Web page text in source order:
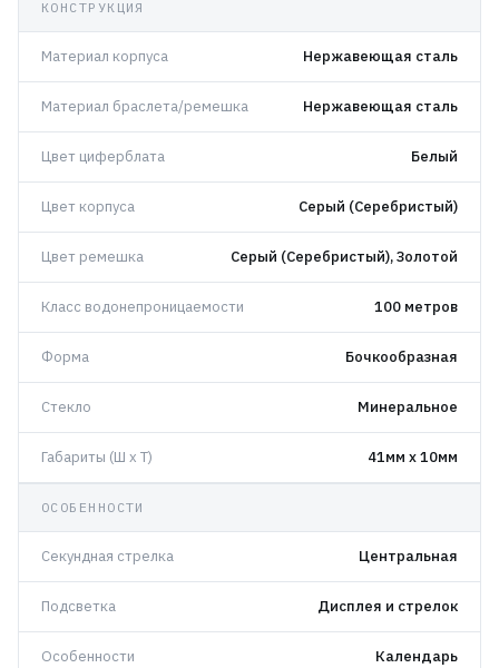
КОНСТРУКЦИЯ
Материал корпуса Нержавеющая сталь
Материал браслета/ремешка Нержавеющая сталь
Цвет циферблата Белый
Цвет корпуса Серый (Серебристый)
Цвет ремешка Серый (Серебристый), Золотой
Класс водонепроницаемости 100 метров
Форма Бочкообразная
Стекло Минеральное
Габариты (Ш x Т) 41мм x 10мм
ОСОБЕННОСТИ
Секундная стрелка Центральная
Подсветка Дисплея и стрелок
Особенности Календарь